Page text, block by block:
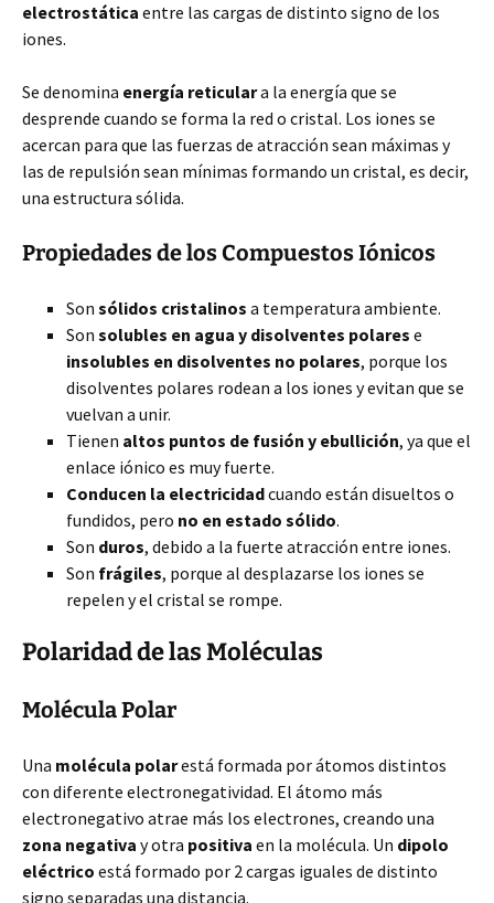
electrostática entre las cargas de distinto signo de los
iones.
Se denomina energía reticulara la energía que se
desprende cuando se forma la red o cristal. Los iones se
acercan para que las fuerzas de atracción sean máximas y
las de repulsión sean mínimas formando un cristal, es decir,
una estructura sólida.
Propiedades de los Compuestos Iónicos
Son sólidos cristalinos a temperatura ambiente.
Son solubles en agua y disolventes polares e
insolubles en disolventes no polares, porque los
disolventes polares rodean a los iones y evitan que se
vuelvan a unir.
Tienen altos puntos de fusión y ebullición, ya que el
enlace iónico es muy fuerte.
Conducen la electricidadcuando están disueltos o
fundidos, pero no en estado sólido.
Son duros, debido a la fuerte atracción entre iones.
Son frágiles, porque al desplazarse los iones se
repelen y el cristal se rompe.
Polaridad de las Moléculas
Molécula Polar
Una molécula polarestá formada por átomos distintos
con diferente electronegatividad. El átomo más
electronegativo atrae más los electrones, creando una
zona negativa y otra positiva en la molécula. Un dipolo
eléctrico está formado por 2 cargas iguales de distinto
signo separadas una distancia.